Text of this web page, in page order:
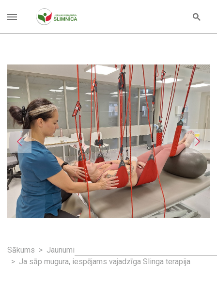
Sākums
Jaunumi
Ja sāp mugura, iespējams vajadzīga Slinga terapija